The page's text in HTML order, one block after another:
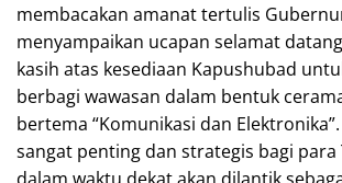
membacakan amanat tertulis
menyampaikan ucapan selamat
kasih atas kesediaan Kapushubad
berbagi wawasan dalam bentuk
bertema “Komunikasi dan
sangat penting dan strategis bagi para